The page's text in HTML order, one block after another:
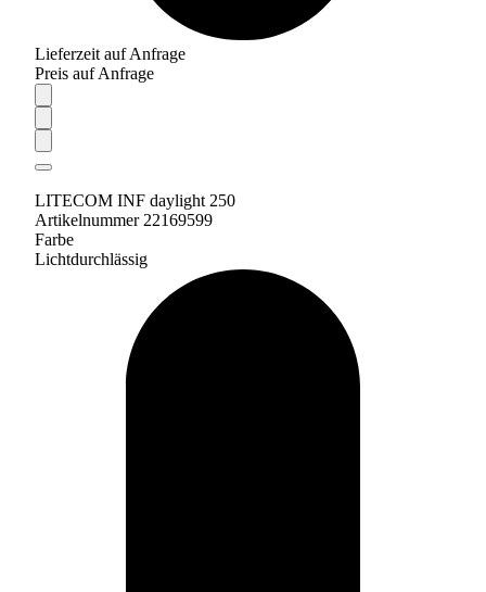
Lieferzeit auf Anfrage
Preis auf Anfrage
LITECOM INF daylight 250
Artikelnummer 22169599
Farbe
Lichtdurchlässig